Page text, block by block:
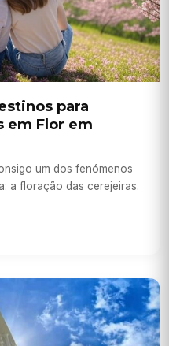
para
em Flor em
um dos fenómenos
a floração das cerejeiras.